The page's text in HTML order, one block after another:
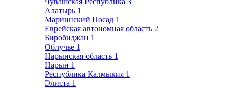
Алатырь 1
Мариинский Посад 1
Еврейская автономная область 2
Биробиджан 1
Облучье 1
Нарынская область 1
Нарын 1
Республика Калмыкия 1
Элиста 1